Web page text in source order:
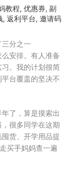
教程, 优惠券, 副
, 返利平台, 邀请码
分之一
安排。有人准备
。我的计划很简
台覆盖的坚决不
了，算是摸索出
很多同学在这期
货、开学用品提
买手妈妈查一遍